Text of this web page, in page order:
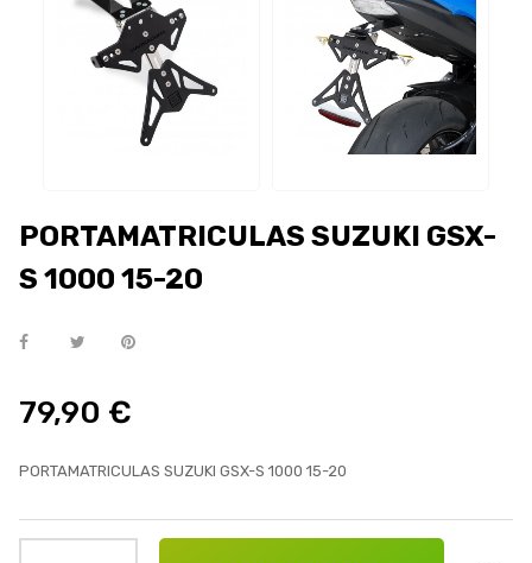
PORTAMATRICULAS SUZUKI GSX-
S 1000 15-20
79,90 €
PORTAMATRICULAS SUZUKI GSX-S 1000 15-20